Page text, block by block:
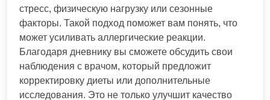
стресс, физическую нагрузку или сезонные
факторы. Такой подход поможет вам понять, что
может усиливать аллергические реакции.
Благодаря дневнику вы сможете обсудить свои
наблюдения с врачом, который предложит
корректировку диеты или дополнительные
исследования. Это не только улучшит качество